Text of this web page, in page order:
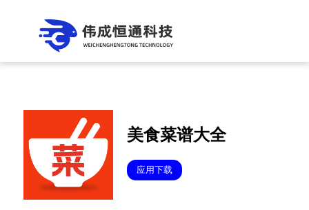
美食菜谱大全
应用下载